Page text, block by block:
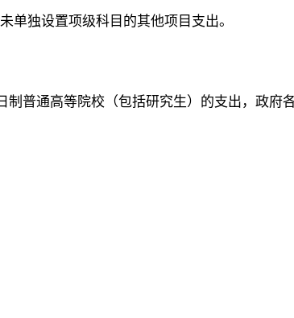
单独设置项级科目的其他项目支出。
普通高等院校（包括研究生）的支出，政府